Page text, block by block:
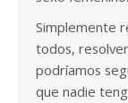
Simplemente
todos,
podríamos
que nadie